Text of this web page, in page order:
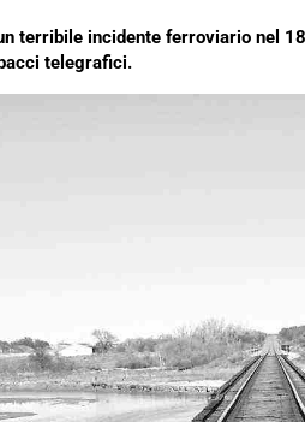
terribile incidente ferroviario nel
telegrafici.